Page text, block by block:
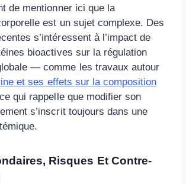
de mentionner ici que la
est un sujet complexe. Des
s’intéressent à l’impact de
bioactives sur la régulation
— comme les travaux autour
et ses effets sur la composition
qui rappelle que modifier son
s’inscrit toujours dans une
Risques Et Contre-